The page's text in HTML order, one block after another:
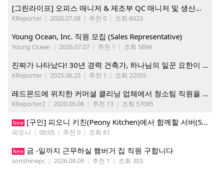
[그린라이프] 오피스 매니저 & 제조부 QC 매니저 및 생산직, 웨어하우스 직원 모집
KReporter | 2026.07.08 | 추천 0 | 조회 6023
Young Ocean, Inc. 직원 모집 (Sales Representative)
Young Ocean | 2026.07.07 | 추천 1 | 조회 5894
진짜가 나타났다! 30년 경력 건축가, 하나님의 일꾼 요한이 책임 시공합니다.
KReporter | 2025.06.23 | 추천 1 | 조회 22955
레드몬드에 위치한 커머셜 클리닝 업체에서 청소팀 직원을 모집합니다.
KReporter2 | 2020.06.08 | 추천 13 | 조회 57095
New [구인] 피오니 키친(Peony Kitchen)에서 함께할 서버(Server)를 모집합니다!
피오니 | 00:05 | 추천 0 | 조회 61
New 금 -일까지 근무하실 햄버거 집 직원 구합니다
sonshinepc | 2026.08.09 | 추천 1 | 조회 303